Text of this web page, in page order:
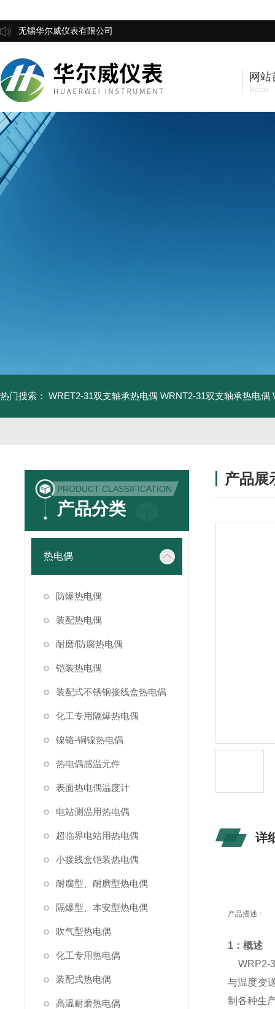
无锡华尔威仪表有限公司
网站
Home
热门搜索： WRET2-31双支轴承热电偶 WRNT2-31双支轴承热电偶
PRODUCT CLASSIFICATION
产品分类
热电偶
防爆热电偶
装配热电偶
耐磨/防腐热电偶
铠装热电偶
装配式不锈钢接线盒热电偶
化工专用隔爆热电偶
镍铬-铜镍热电偶
热电偶感温元件
表面热电偶温度计
电站测温用热电偶
超临界电站用热电偶
小接线盒铠装热电偶
耐腐型、耐磨型热电偶
隔爆型、本安型热电偶
吹气型热电偶
化工专用热电偶
装配式热电偶
高温耐磨热电偶
产品展
详
产品描述：
1：概述
WRP2-
与温度变
制各种生